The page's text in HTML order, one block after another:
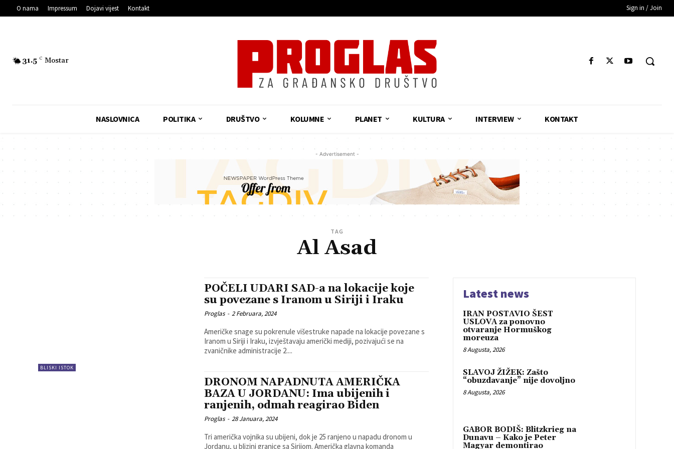
O nama Impressum Dojavi vijest Kontakt Sign in / Join
31.5 C Mostar
NASLOVNICA POLITIKA DRUŠTVO KOLUMNE PLANET KULTURA INTERVIEW KONTAKT
- Advertisement -
TAG
Al Asad
BLISKI ISTOK
POČELI UDARI SAD-a na lokacije koje
su povezane s Iranom u Siriji i Iraku
Proglas - 2 Februara, 2024
Američke snage su pokrenule višestruke napade na lokacije povezane s
Iranom u Siriji i Iraku, izvještavaju američki mediji, pozivajući se na
zvaničnike administracije 2....
DRONOM NAPADNUTA AMERIČKA
BAZA U JORDANU: Ima ubijenih i
ranjenih, odmah reagirao Biden
Proglas - 28 Januara, 2024
Tri američka vojnika su ubijeni, dok je 25 ranjeno u napadu dronom u
Jordanu, u blizini granice sa Sirijom. Američka glavna komanda
Latest news
IRAN POSTAVIO ŠEST
USLOVA za ponovno
otvaranje Hormuškog
moreuza
8 Augusta, 2026
SLAVOJ ŽIŽEK: Zašto
“obuzdavanje” nije dovoljno
8 Augusta, 2026
GABOR BODIŠ: Blitzkrieg na
Dunavu – Kako je Peter
Magyar demontirao